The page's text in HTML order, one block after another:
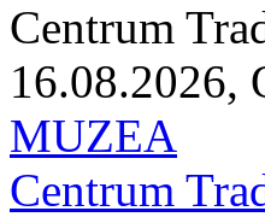
Centrum
16.08.2026,
MUZEA
Centrum